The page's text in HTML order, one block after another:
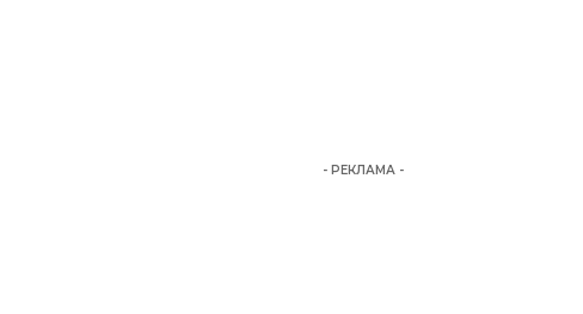
- РЕКЛАМА -